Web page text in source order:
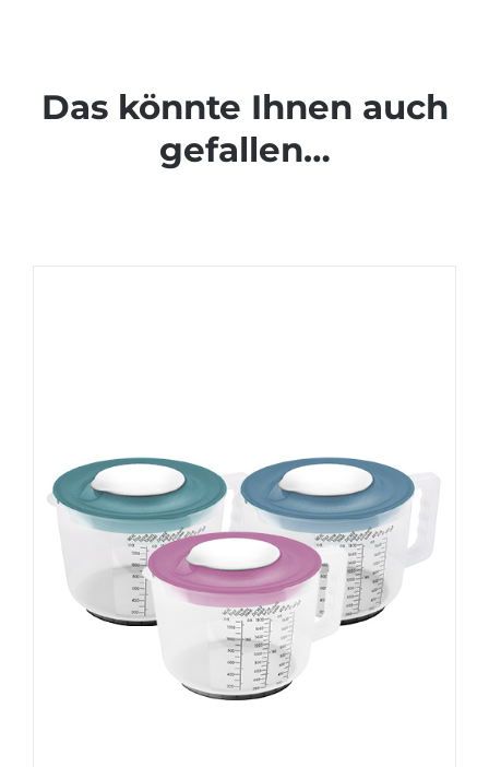
Das könnte Ihnen auch
gefallen…